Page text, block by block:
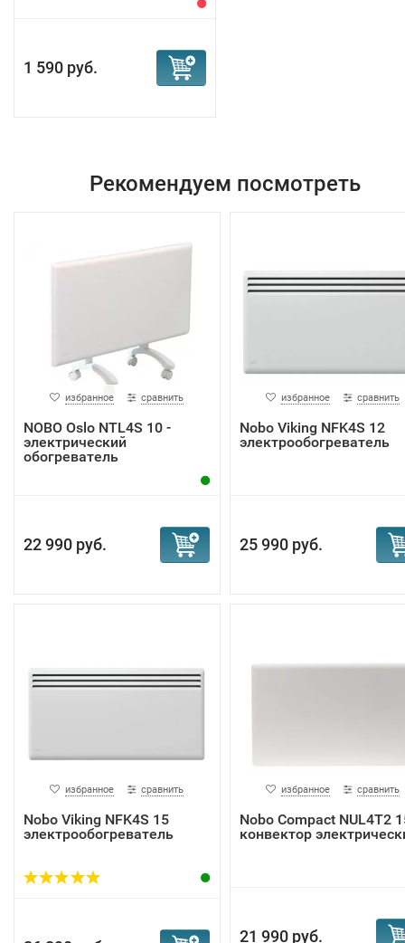
1 590 руб.
Рекомендуем посмотреть
избранное сравнить
NOBO Oslo NTL4S 10 -
электрический
обогреватель
22 990 руб.
избранное сравнить
Nobo Viking NFK4S 12
электрообогреватель
25 990 руб.
избранное сравнить
Nobo Viking NFK4S 15
электрообогреватель
избранное сравнить
Nobo Compact NUL4T2
конвектор
21 990 руб.